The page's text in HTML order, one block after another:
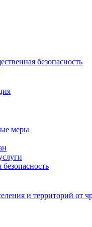
безопасность
меры
и территорий от